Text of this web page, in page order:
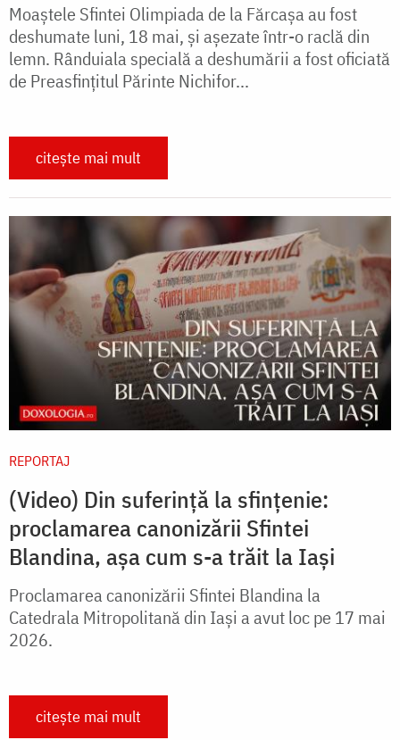
Moaștele Sfintei Olimpiada de la Fărcașa au fost
deshumate luni, 18 mai, și așezate într-o raclă din
lemn. Rânduiala specială a deshumării a fost oficiată
de Preasfințitul Părinte Nichifor...
citește mai mult
REPORTAJ
(Video) Din suferință la sfințenie:
proclamarea canonizării Sfintei
Blandina, așa cum s-a trăit la Iași
Proclamarea canonizării Sfintei Blandina la
Catedrala Mitropolitană din Iași a avut loc pe 17 mai
2026.
citește mai mult